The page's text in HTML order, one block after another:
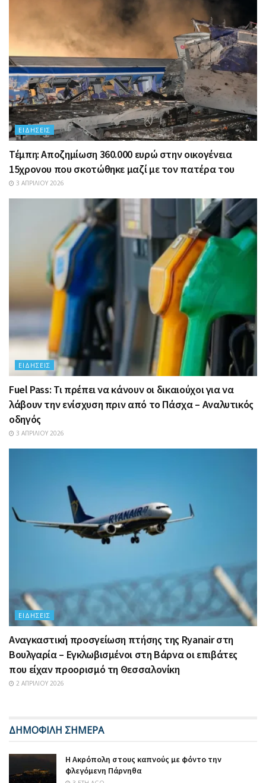
ΕΙΔΉΣΕΙΣ
Τέμπη: Αποζημίωση 360.000 ευρώ στην οικογένεια
15χρονου που σκοτώθηκε μαζί με τον πατέρα του
3 ΑΠΡΙΛΊΟΥ 2026
ΕΙΔΉΣΕΙΣ
Fuel Pass: Τι πρέπει να κάνουν οι δικαιούχοι για να
λάβουν την ενίσχυση πριν από το Πάσχα – Αναλυτικός
οδηγός
3 ΑΠΡΙΛΊΟΥ 2026
ΕΙΔΉΣΕΙΣ
Αναγκαστική προσγείωση πτήσης της Ryanair στη
Βουλγαρία – Εγκλωβισμένοι στη Βάρνα οι επιβάτες
που είχαν προορισμό τη Θεσσαλονίκη
2 ΑΠΡΙΛΊΟΥ 2026
ΔΗΜΟΦΙΛΗ ΣΗΜΕΡΑ
Η Ακρόπολη στους καπνούς με φόντο την
φλεγόμενη Πάρνηθα